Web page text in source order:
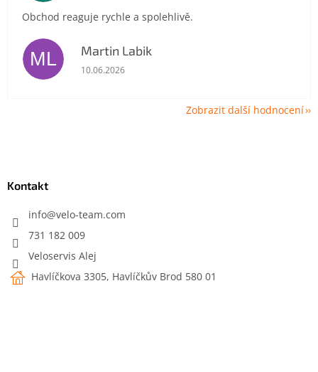
Obchod reaguje rychle a spolehlivě.
ML Martin Labik
Hodnocení obchodu je 5 z 5 hvězdiček.
10.06.2026
Zobrazit další hodnocení
Kontakt
info@velo-team.com
731 182 009
Veloservis Alej
Havlíčkova 3305, Havlíčkův Brod 580 01